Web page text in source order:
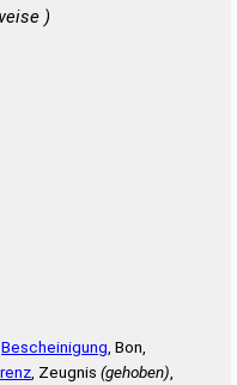
)
Bescheinigung , Bon,
, Zeugnis (gehoben)